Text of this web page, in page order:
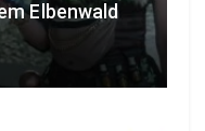
Elbenwald